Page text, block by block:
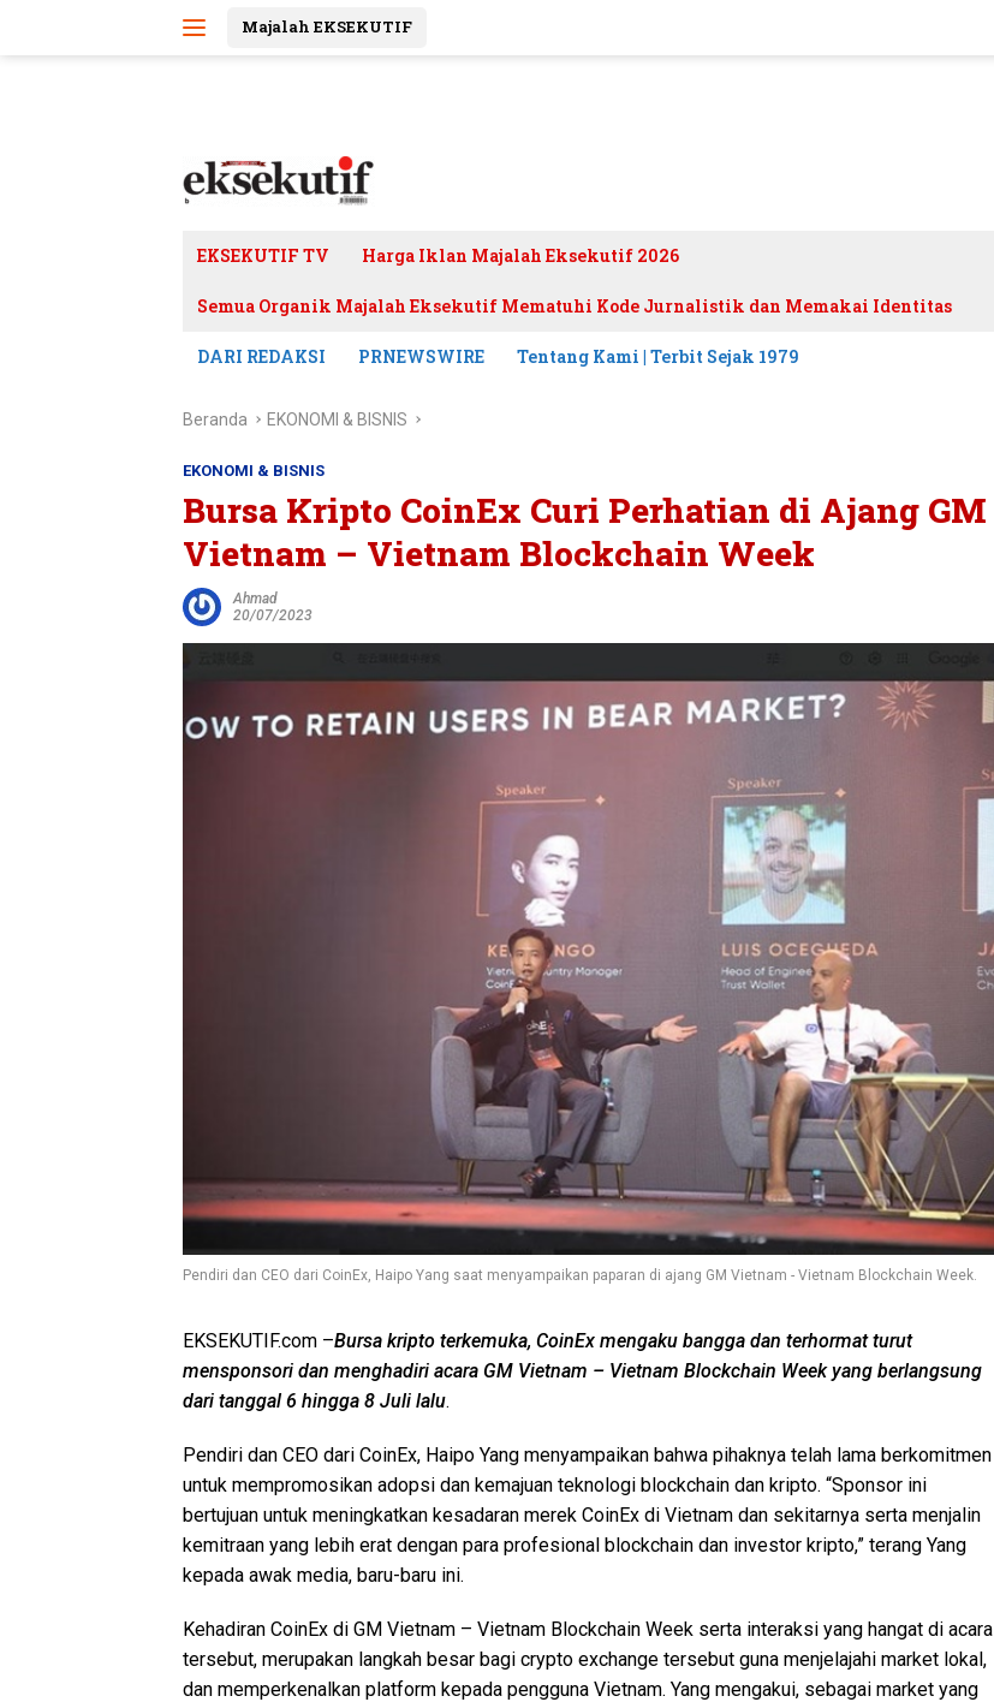
Majalah EKSEKUTIF
EKSEKUTIF TV Harga Iklan Majalah Eksekutif 2026
Semua Organik Majalah Eksekutif Mematuhi Kode Jurnalistik dan Memakai Identitas
DARI REDAKSI PRNEWSWIRE Tentang Kami | Terbit Sejak 1979
Beranda EKONOMI & BISNIS
EKONOMI & BISNIS
Bursa Kripto CoinEx Curi Perhatian di Ajang GM
Vietnam – Vietnam Blockchain Week
Ahmad
20/07/2023
Pendiri dan CEO dari CoinEx, Haipo Yang saat menyampaikan paparan di ajang GM Vietnam - Vietnam Blockchain Week.
EKSEKUTIF.com –Bursa kripto terkemuka, CoinEx mengaku bangga dan terhormat turut
mensponsori dan menghadiri acara GM Vietnam – Vietnam Blockchain Week yang berlangsung
dari tanggal 6 hingga 8 Juli lalu.
Pendiri dan CEO dari CoinEx, Haipo Yang menyampaikan bahwa pihaknya telah lama berkomitmen
untuk mempromosikan adopsi dan kemajuan teknologi blockchain dan kripto. “Sponsor ini
bertujuan untuk meningkatkan kesadaran merek CoinEx di Vietnam dan sekitarnya serta menjalin
kemitraan yang lebih erat dengan para profesional blockchain dan investor kripto,” terang Yang
kepada awak media, baru-baru ini.
Kehadiran CoinEx di GM Vietnam – Vietnam Blockchain Week serta interaksi yang hangat di acara
tersebut, merupakan langkah besar bagi crypto exchange tersebut guna menjelajahi market lokal,
dan memperkenalkan platform kepada pengguna Vietnam. Yang mengakui, sebagai market yang